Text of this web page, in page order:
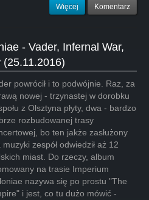
Więcej Komentarz
- Vader, Infernal War,
(25.11.2016)
powrócił i to podwójnie. Raz, za
nowej - trzynastej w dorobku
z Olsztyna płyty, dwa - bardzo
rozbudowanej trasy
bo ten jakże zasłużony
muzyki zespół odwiedził aż 12
miast. Do rzeczy, album
na trasie Imperium
nazywa się po prostu "The
i jest, co tu dużo mówić -